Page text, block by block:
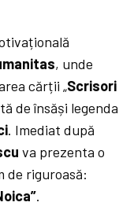
, unde
cărții „Scrisori
de însăși legenda
. Imediat după
va prezenta o
de riguroasă:
.